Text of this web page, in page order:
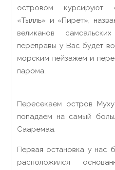
островом курсируют
«Тылль» и «Пирет»,
великанов
переправы у Вас будет
морским пейзажем и
парома.
Пересекаем остров
попадаем на самый
Саaремaа.
Первая остановка у нас
расположился